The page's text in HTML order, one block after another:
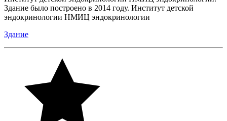
Здание было построено в 2014 году. Институт детской
эндокринологии НМИЦ эндокринологии
Здание